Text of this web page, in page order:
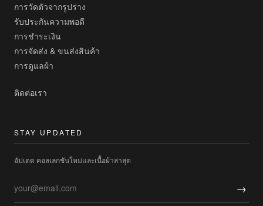
การวัดตัวจากรูปร่าง
รับประกันความพอดี
การชำระเงิน
การจัดส่ง & ขนส่งสินค้า
การดูแลผ้า
ติดต่อเรา
STAY UPDATED
อัปเดต คอลเลกชันใหม่และเนื้อผ้าล่าสุด
→